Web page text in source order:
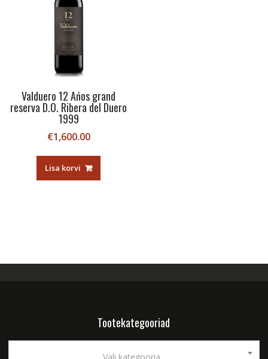
Valduero 12 Ańos grand
reserva D.O. Ribera del Duero
1999
€1,600.00
Lisa korvi
Tootekategooriad